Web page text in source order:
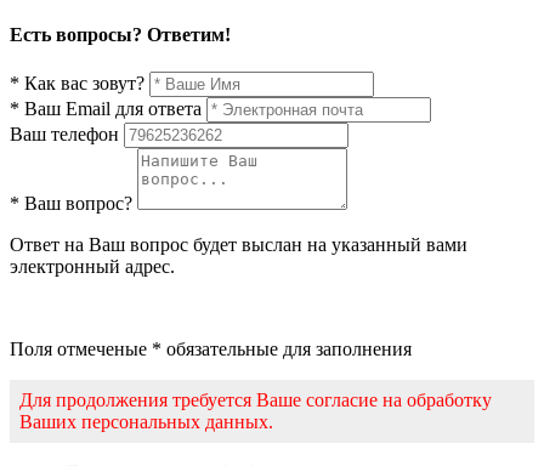
Есть вопросы? Ответим!
* Как вас зовут?
* Ваш Email для ответа
Ваш телефон
* Ваш вопрос?
Ответ на Ваш вопрос будет выслан на указанный вами
электронный адрес.
Поля отмеченые * обязательные для заполнения
Для продолжения требуется Ваше согласие на обработку
Ваших персональных данных.